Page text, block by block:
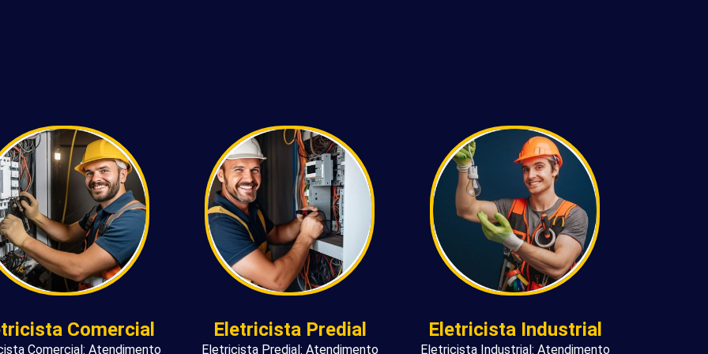
Comercial
Comercial: Atendimento
Eletricista Predial
Eletricista Predial: Atendimento
Eletricista Industrial
Eletricista Industrial: Atendimento